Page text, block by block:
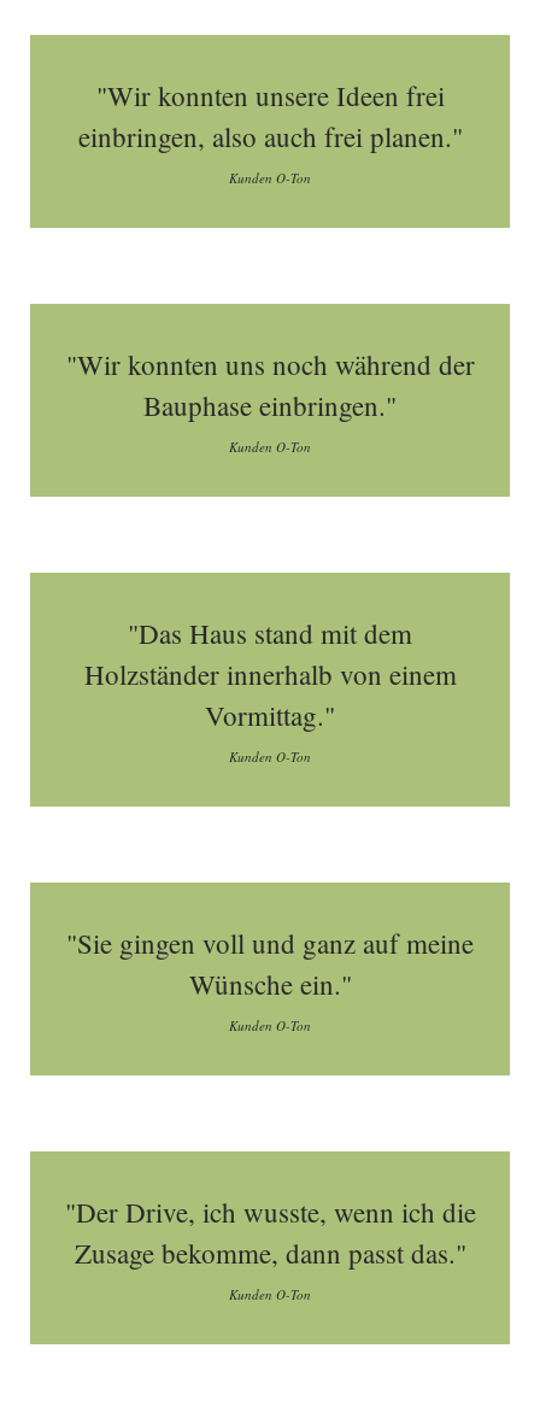
"Wir konnten unsere Ideen frei
einbringen, also auch frei planen."
Kunden O-Ton
"Wir konnten uns noch während der
Bauphase einbringen."
Kunden O-Ton
"Das Haus stand mit dem
Holzständer innerhalb von einem
Vormittag."
Kunden O-Ton
"Sie gingen voll und ganz auf meine
Wünsche ein."
Kunden O-Ton
"Der Drive, ich wusste, wenn ich die
Zusage bekomme, dann passt das."
Kunden O-Ton